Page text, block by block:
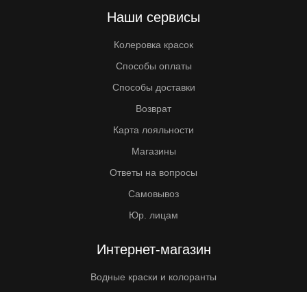
Наши сервисы
Колеровка красок
Способы оплаты
Способы доставки
Возврат
Карта лояльности
Магазины
Ответы на вопросы
Самовывоз
Юр. лицам
Интернет-магазин
Водные краски и колоранты